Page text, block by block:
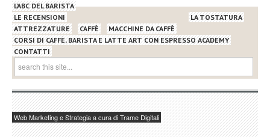
L’ABC DEL BARISTA
LE RECENSIONI
ATTREZZATURE
CAFFÈ MACCHINE DA CAFFÈ
LA TOSTATURA
CORSI DI CAFFÈ, BARISTA E LATTE ART CON ESPRESSO ACADEMY
CONTATTI
Web Marketing e Strategia a cura di Trame Digitali